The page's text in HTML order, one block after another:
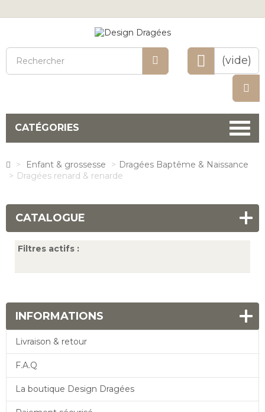
(vide)
Rechercher
CATÉGORIES
> Enfant & grossesse > Dragées Baptême & Naissance
> Dragées renard & renarde
CATALOGUE
Filtres actifs :
INFORMATIONS
Livraison & retour
F.A.Q
La boutique Design Dragées